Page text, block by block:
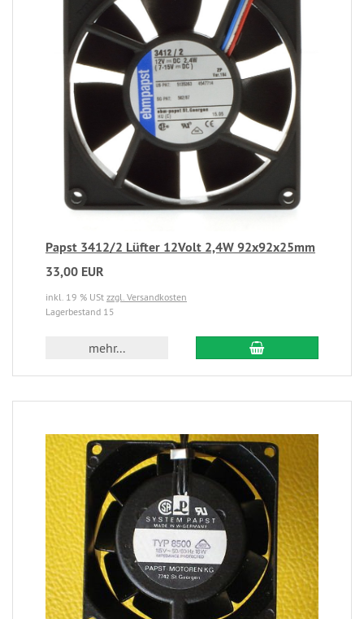
Papst 3412/2 Lüfter 12Volt 2,4W 92x92x25mm
33,00 EUR
inkl. 19 % USt zzgl. Versandkosten
Lagerbestand 15
mehr...